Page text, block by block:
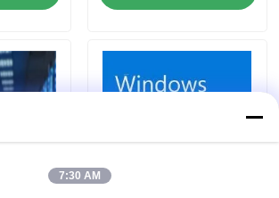
acheter
du bureau 2021
7:30 AM